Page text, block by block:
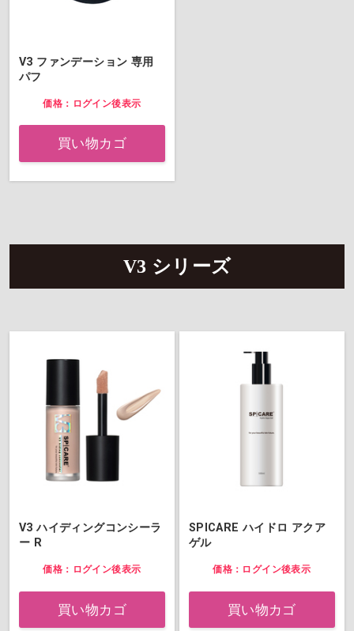
V3 ファンデーション 専用
パフ
価格：ログイン後表示
買い物カゴ
V3 シリーズ
V3 ハイディングコンシーラ
ー R
価格：ログイン後表示
買い物カゴ
SPICARE ハイドロ アクア
ゲル
価格：ログイン後表示
買い物カゴ